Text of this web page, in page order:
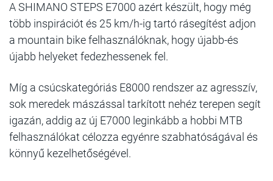
A SHIMANO STEPS E7000 azért készült, hogy még
több inspirációt és 25 km/h-ig tartó rásegítést adjon
a mountain bike felhasználóknak, hogy újabb-és
újabb helyeket fedezhessenek fel.
Míg a csúcskategóriás E8000 rendszer az agresszív,
sok meredek mászással tarkított nehéz terepen segít
igazán, addig az új E7000 leginkább a hobbi MTB
felhasználókat célozza egyénre szabhatóságával és
könnyű kezelhetőségével.